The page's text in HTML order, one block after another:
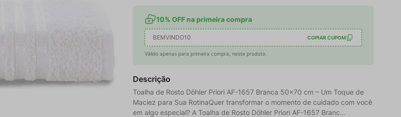
10% OFF na primeira compra
BEMVINDO10 COPIAR CUPOM
Válido apenas para primeira compra, neste produto.
Descrição
Toalha de Rosto Döhler Priori AF-1657 Branca 50x70 cm – Um Toque de
Maciez para Sua RotinaQuer transformar o momento de cuidado com você
em algo especial? A Toalha de Rosto Döhler Priori AF-1657 Branc...